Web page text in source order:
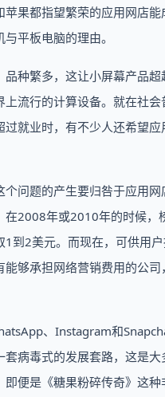
苹果都指望繁荣的应用网店能
平板电脑的理由。
品种繁多，这让小屏幕产品超
上流行的计算设备。就在社
过就业时，有不少人还希望应
个问题的产生要归咎于应用
在2008年或2010年的时候，
1到2美元。而现在，可供用
能够承担网络营销费用的公司
、Instagram和
套病毒式的发展套路，这是大
即便是《糖果粉碎传奇》这种